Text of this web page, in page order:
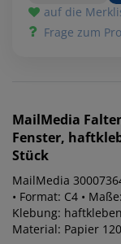
auf die
Frage zum
MailMedia
Fenster,
Stück
MailMedia
• Format: C4 •
Klebung:
Material: Papier